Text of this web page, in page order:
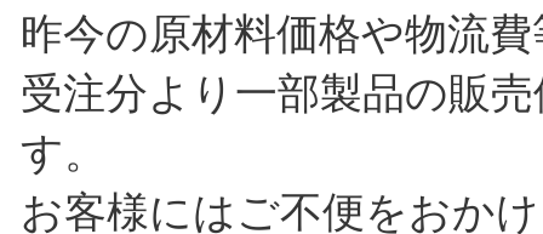
昨今の原材料価格や物流
受注分より一部製品の販
す。
お客様にはご不便をおか